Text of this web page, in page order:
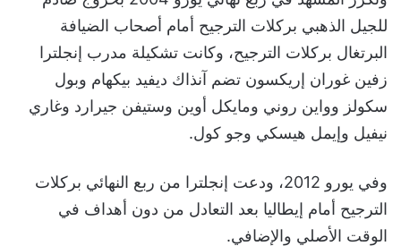
للجيل الذهبي بركلات الترجيح أمام أصحاب الضيافة
البرتغال بركلات الترجيح، وكانت تشكيلة مدرب إنجلترا
زفين غوران إريكسون تضم آنذاك ديفيد بيكهام وبول
سكولز وواين روني ومايكل أوين وستيفن جيرارد وغاري
نيفيل وإيمل هيسكي وجو كول.
وفي يورو 2012، ودعت إنجلترا من ربع النهائي بركلات
الترجيح أمام إيطاليا بعد التعادل من دون أهداف في
الوقت الأصلي والإضافي.